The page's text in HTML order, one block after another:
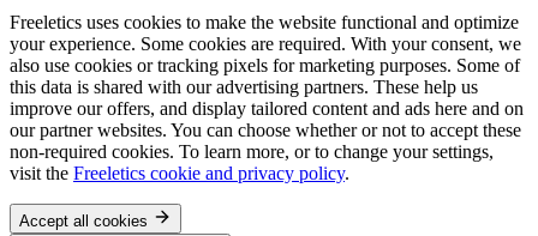
Freeletics uses cookies to make the website functional and optimize
your experience. Some cookies are required. With your consent, we
also use cookies or tracking pixels for marketing purposes. Some of
this data is shared with our advertising partners. These help us
improve our offers, and display tailored content and ads here and on
our partner websites. You can choose whether or not to accept these
non-required cookies. To learn more, or to change your settings,
visit the Freeletics cookie and privacy policy.
Accept all cookies